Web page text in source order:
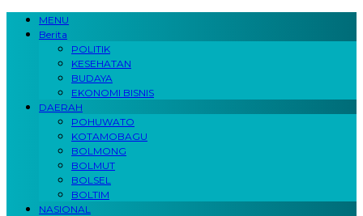
MENU
Berita
POLITIK
KESEHATAN
BUDAYA
EKONOMI BISNIS
DAERAH
POHUWATO
KOTAMOBAGU
BOLMONG
BOLMUT
BOLSEL
BOLTIM
NASIONAL